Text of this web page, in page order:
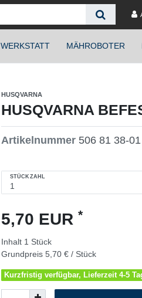
WERKSTATT MÄHROBOTER
HUSQVARNA
HUSQVARNA
Artikelnummer 506 81 38-01
STÜCKZAHL
5,70 EUR *
Inhalt 1 Stück
Grundpreis 5,70 € / Stück
Kurzfristig verfügbar, Lieferzeit 4-5